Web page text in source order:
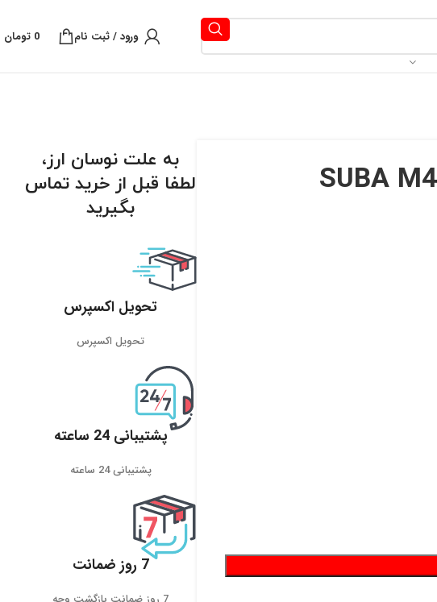
ورود / ثبت نام 0 تومان
به علت نوسان ارز،
لطفا قبل از خرید تماس
بگیرید
تحویل اکسپرس
تحویل اکسپرس
پشتیبانی 24 ساعته
پشتیبانی 24 ساعته
7 روز ضمانت